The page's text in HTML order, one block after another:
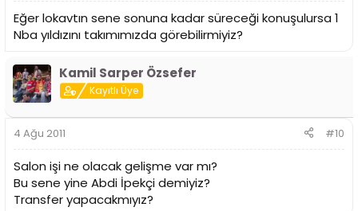
Eğer lokavtın sene sonuna kadar süreceği konuşulursa 1
Nba yıldızını takımımızda görebilirmiyiz?
Kamil Sarper Özsefer
Kayıtlı Üye
4 Ağu 2011 #10
Salon işi ne olacak gelişme var mı?
Bu sene yine Abdi İpekçi demiyiz?
Transfer yapacakmıyız?